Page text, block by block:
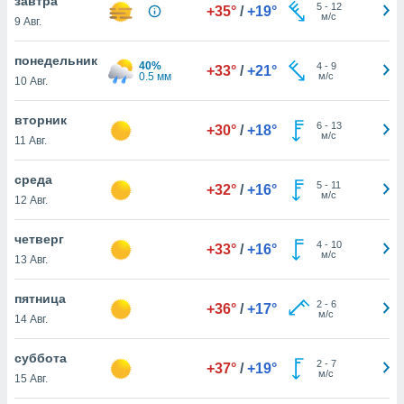
действия
на веб-
основе.
нашей
cookie
в
ВЫ
9 Авг.
+35° / +19° 5- 12
м/с
понедельник
10 Авг.
40%
0.5 мм
+33° / +21° 4- 9
м/с
вторник
11 Авг.
+30° / +18° 6- 13
м/с
среда
12 Авг.
+32° / +16° 5- 11
м/с
четверг
13 Авг.
+33° / +16° 4- 10
м/с
пятница
14 Авг.
+36° / +17° 2- 6
м/с
суббота
15 Авг.
+37° / +19° 2- 7
м/с